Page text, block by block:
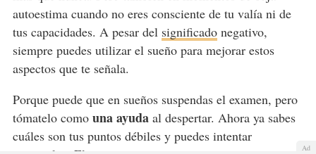
autoestima cuando no eres consciente de tu valía ni de
tus capacidades. A pesar del significadonegativo,
siempre puedes utilizar el sueño para mejorar estos
aspectos que te señala.
Porque puede que en sueños suspendas el examen, pero
tómatelo como una ayudaal despertar. Ahora ya sabes
cuáles son tus puntos débiles y puedes intentar
Ad